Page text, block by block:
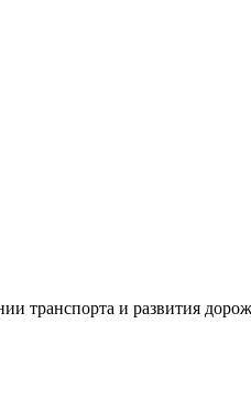
транспорта и развития